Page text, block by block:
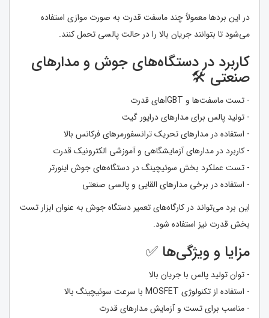
در این بردها معمولاً چند ماسفت قدرت به صورت موازی استفاده
می‌شود تا بتوانند جریان بالا را در حالت پالسی تحمل کنند.
کاربرد در دستگاه‌های جوش و مدارهای
صنعتی 🛠️
- تست ماسفت‌ها و IGBTهای قدرت
- تولید پالس برای مدارهای درایور گیت
- استفاده در مدارهای تحریک ترانسفورمرهای فرکانس بالا
- کاربرد در مدارهای آزمایشگاهی و آموزشی الکترونیک قدرت
- تست عملکرد بخش سوئیچینگ در دستگاه‌های جوش اینورتر
- استفاده در برخی مدارهای القایی و پالسی صنعتی
این برد می‌تواند در کارگاه‌های تعمیر دستگاه جوش به عنوان ابزار تست
بخش قدرت نیز استفاده شود.
مزایا و ویژگی‌ها ✅
- توان تولید پالس با جریان بالا
- استفاده از تکنولوژی MOSFET با سرعت سوئیچینگ بالا
- مناسب برای تست و آزمایش مدارهای قدرت